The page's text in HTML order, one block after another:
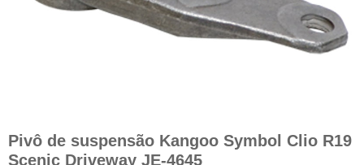
Pivô de suspensão Kangoo Symbol Clio R19
Scenic Driveway JE-4645